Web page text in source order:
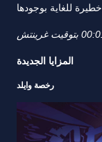
المزايا الجديدة
رخصة وايلد